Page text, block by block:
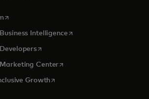
opens in a new tab
Intelligenceopens in a new tab
opens in a new tab
Centeropens in a new tab
Growthopens in a new tab